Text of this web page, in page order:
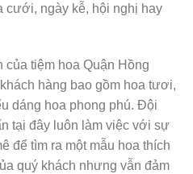
cưới, ngày kễ, hội nghị hay
của tiệm hoa Quận Hồng
hàng bao gồm hoa tươi,
dáng hoa phong phú. Đội
tại đây luôn làm việc với sự
để tìm ra một mẫu hoa thích
quý khách nhưng vẫn đảm